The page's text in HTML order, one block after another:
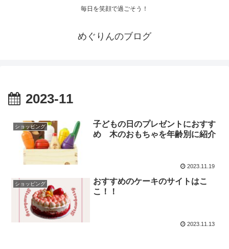
毎日を笑顔で過ごそう！
めぐりんのブログ
2023-11
ショッピング
子どもの日のプレゼントにおすす
め 木のおもちゃを年齢別に紹介
2023.11.19
ショッピング
おすすめのケーキのサイトはこ
こ！！
2023.11.13